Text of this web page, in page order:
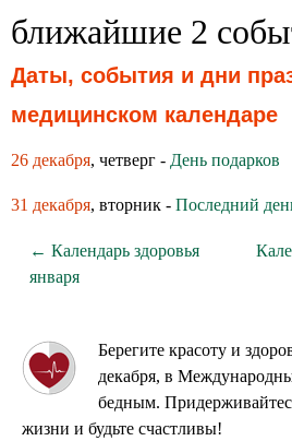
ближайшие 2
Даты, события и дни
медицинском календаре
26 декабря, четверг - День подарков
31 декабря, вторник - Последний
← Календарь здоровья
января
Берегите красоту и
декабря, в
бедным.
жизни и будьте счастливы!